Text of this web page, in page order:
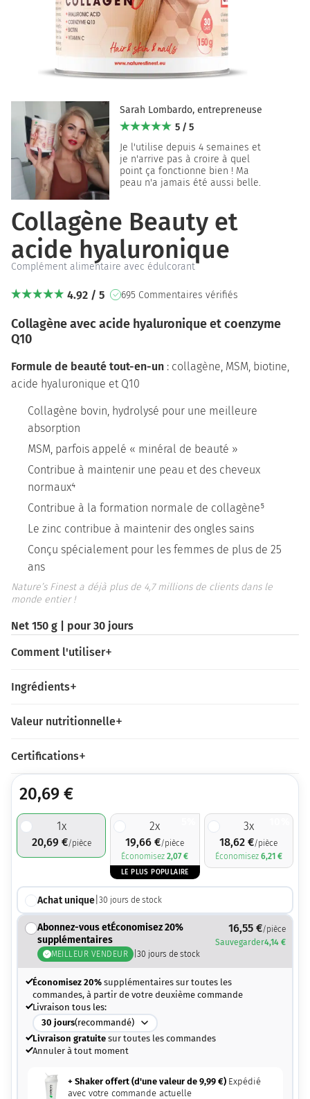
Sarah Lombardo, entrepreneuse
5 / 5
Je l'utilise depuis 4 semaines et
je n'arrive pas à croire à quel
point ça fonctionne bien ! Ma
peau n'a jamais été aussi belle.
Collagène Beauty et
acide hyaluronique
Complément alimentaire avec édulcorant
4.92 / 5 695 Commentaires vérifiés
Collagène avec acide hyaluronique et coenzyme
Q10
Formule de beauté tout-en-un : collagène, MSM, biotine,
acide hyaluronique et Q10
Collagène bovin, hydrolysé pour une meilleure
absorption
MSM, parfois appelé « minéral de beauté »
Contribue à maintenir une peau et des cheveux
normaux⁴
Contribue à la formation normale de collagène⁵
Le zinc contribue à maintenir des ongles sains
Conçu spécialement pour les femmes de plus de 25
ans
Nature’s Finest a déjà plus de 4,7 millions de clients dans le
monde entier !
Net 150 g | pour 30 jours
Comment l'utiliser
Ingrédients
Valeur nutritionnelle
Certifications
20,69 €
1x
20,69 €/pièce
2x
19,66€/pièce
Économisez2,07€
LE PLUS POPULAIRE
3x
18,62€/pièce
Économisez 6,21 €
Achat unique| 30 jours de stock
Abonnez-vous etÉconomisez 20%
supplémentaires
MEILLEUR VENDEUR |30 jours de stock
16,55 €/pièce
Sauvegarder4,14 €
Économisez 20%supplémentaires sur toutes les
commandes, à partir de votre deuxième commande
Livraison tous les:
30 jours(recommandé)
Livraison gratuitesur toutes les commandes
Annuler à tout moment
+ Shaker offert (d'une valeur de 9,99 €) Expédié
avec votre commande actuelle